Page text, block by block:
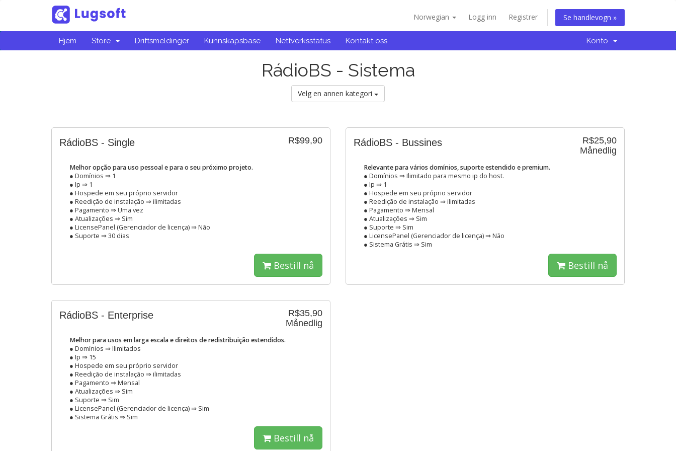
Norwegian Logg inn Registrer Se handlevogn »
Hjem Store Driftsmeldinger Kunnskapsbase Nettverksstatus Kontakt oss Konto
RádioBS - Sistema
Velg en annen kategori
R$99,90
RádioBS - Single
Melhor opção para uso pessoal e para o seu próximo projeto.
● Domínios ⇒ 1
● Ip ⇒ 1
● Hospede em seu próprio servidor
● Reedição de instalação ⇒ ilimitadas
● Pagamento ⇒ Uma vez
● Atualizações ⇒ Sim
● LicensePanel (Gerenciador de licença) ⇒ Não
● Suporte ⇒ 30 dias
Bestill nå
R$25,90
Månedlig
RádioBS - Bussines
Relevante para vários domínios, suporte estendido e premium.
● Domínios ⇒ Ilimitado para mesmo ip do host.
● Ip ⇒ 1
● Hospede em seu próprio servidor
● Reedição de instalação ⇒ ilimitadas
● Pagamento ⇒ Mensal
● Atualizações ⇒ Sim
● Suporte ⇒ Sim
● LicensePanel (Gerenciador de licença) ⇒ Não
● Sistema Grátis ⇒ Sim
Bestill nå
R$35,90
Månedlig
RádioBS - Enterprise
Melhor para usos em larga escala e direitos de redistribuição estendidos.
● Domínios ⇒ Ilimitados
● Ip ⇒ 15
● Hospede em seu próprio servidor
● Reedição de instalação ⇒ ilimitadas
● Pagamento ⇒ Mensal
● Atualizações ⇒ Sim
● Suporte ⇒ Sim
● LicensePanel (Gerenciador de licença) ⇒ Sim
● Sistema Grátis ⇒ Sim
Bestill nå